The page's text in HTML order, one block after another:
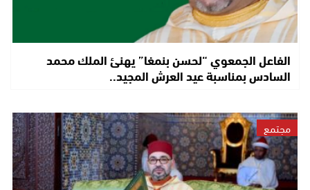
الفاعل الجمعوي “لحسن بنمغا” يهنئ الملك محمد
السادس بمناسبة عيد العرش المجيد..
مجتمع